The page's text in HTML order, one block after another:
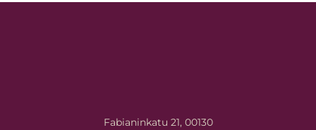
Fabianinkatu 21, 00130